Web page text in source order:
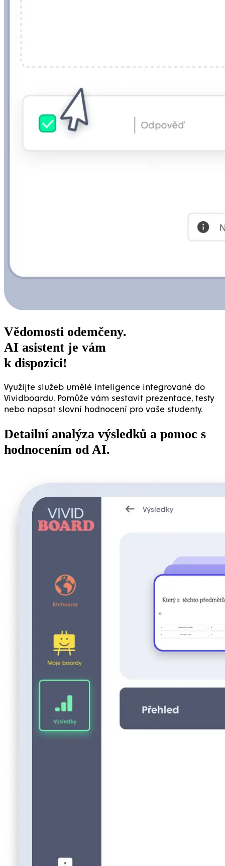
Vědomosti odemčeny.
AI asistent je vám
k dispozici!
Využijte služeb umělé inteligence integrované do
Vividboardu. Pomůže vám sestavit prezentace, testy
nebo napsat slovní hodnocení pro vaše studenty.
Detailní analýza výsledků a pomoc s
hodnocením od AI.